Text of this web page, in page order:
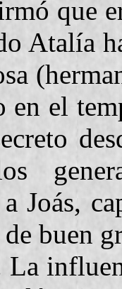
que
Atalía
en el
Joás,
buen
La